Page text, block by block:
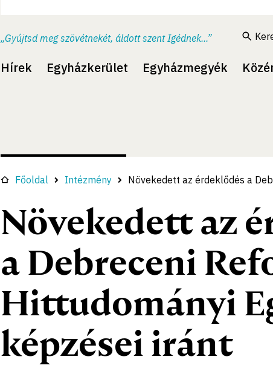
„Gyújtsd meg szövétnekét, áldott szent Igédnek...”
Hírek Egyházkerület Egyházmegyék
Főoldal Intézmény Növekedett az érdeklődés a
Növekedett az
a Debreceni
Hittudományi
képzései iránt